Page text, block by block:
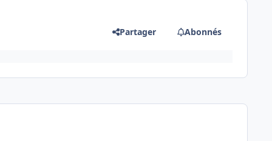
Partager Abonnés